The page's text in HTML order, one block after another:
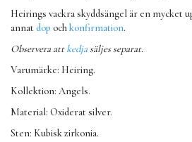
Heirings vackra skyddsängel är en mycket
annat dop ochkonfirmation.
Observera attkedjasäljes separat.
Varumärke: Heiring.
Kollektion: Angels.
Material: Oxiderat silver.
Sten: Kubisk zirkonia.